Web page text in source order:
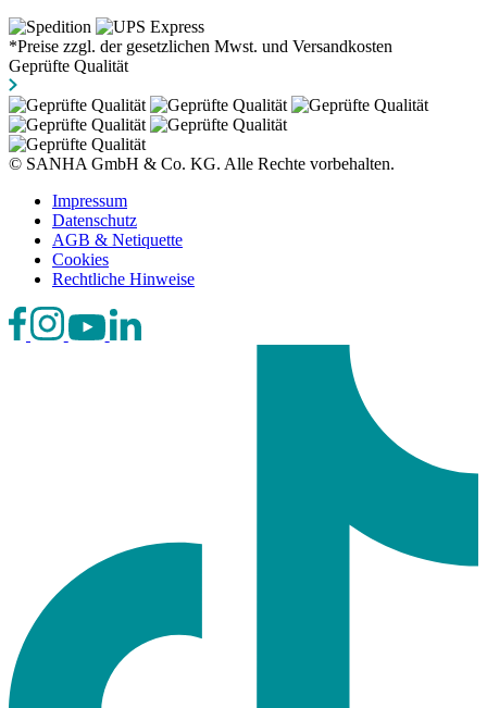
*Preise zzgl. der gesetzlichen Mwst. und Versandkosten
Geprüfte Qualität
© SANHA GmbH & Co. KG. Alle Rechte vorbehalten.
Impressum
Datenschutz
AGB & Netiquette
Cookies
Rechtliche Hinweise